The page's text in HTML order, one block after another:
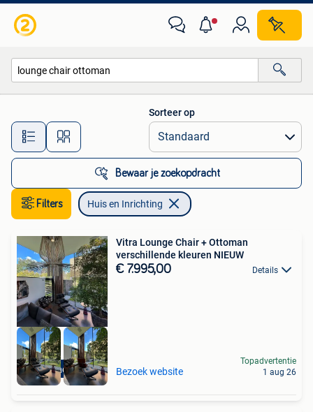
Alle afstanden…
Sorteer op
Bewaar je zoekopdracht
Filters Huis en Inrichting
High-end Outlet
Vitra Lounge Chair + Ottoman
verschillende kleuren NIEUW
€ 7.995,00 Details
Bezoek website
Topadvertentie
1 aug 26